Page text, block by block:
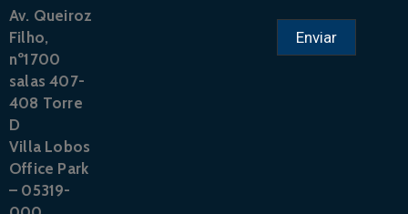
Av. Queiroz
Filho,
nº1700
salas 407-
408 Torre
D
Villa Lobos
Office Park
– 05319-